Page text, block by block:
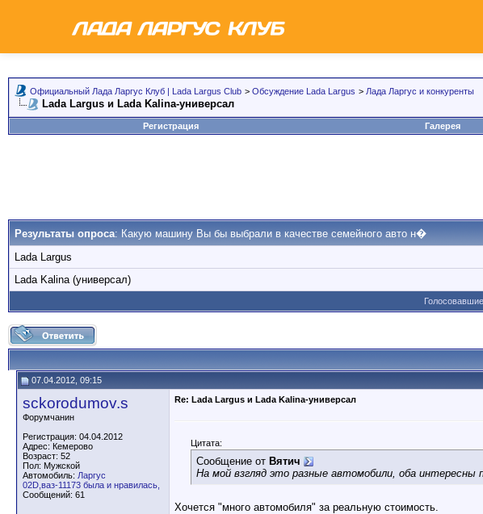
Официальный Лада Ларгус Клуб | Lada Largus Club > Обсуждение Lada Largus > Лада Ларгус и конкуренты
Lada Largus и Lada Kalina-универсал
Регистрация
Галерея
Результаты опроса: Какую машину Вы бы выбрали в качестве семейного авто н�
Lada Largus
Lada Kalina (универсал)
07.04.2012, 09:15
sckorodumov.s
Форумчанин
Регистрация: 04.04.2012
Адрес: Кемерово
Возраст: 52
Пол: Мужской
Автомобиль: Ларгус
02D,ваз-11173 была и нравилась,
Сообщений: 61
Re: Lada Largus и Lada Kalina-универсал
Цитата:
Сообщение от Вятич
На мой взгляд это разные автомобили, оба интересны
Хочется "много автомобиля" за реальную стоимость.